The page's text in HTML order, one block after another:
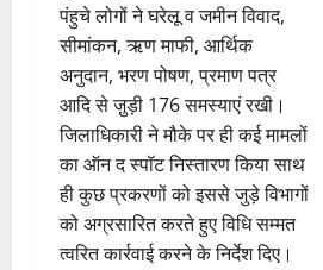
पंहुचे लोगों ने घरेलू व जमीन विवाद,
सीमांकन, ऋण माफी, आर्थिक
अनुदान, भरण पोषण, प्रमाण पत्र
आदि से जु़ड़ी 176 समस्याएं रखी।
जिलाधिकारी ने मौके पर ही कई मामलों
का ऑन द स्पॉट निस्तारण किया साथ
ही कुछ प्रकरणों को इससे जुड़े विभागों
को अग्रसारित करते हुए विधि सम्मत
त्वरित कार्रवाई करने के निर्देश दिए।